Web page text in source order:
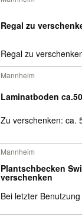
Regal zu
Regal zu
Mannheim
Laminatboden
Zu verschenken: ca.
Mannheim
Plantschbecken
verschenken
Bei letzter